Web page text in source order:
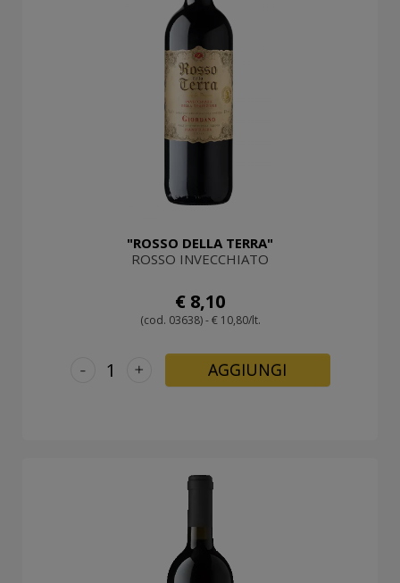
"ROSSO DELLA TERRA"
ROSSO INVECCHIATO
€ 8,10
(cod. 03638) - € 10,80/lt.
+
- AGGIUNGI